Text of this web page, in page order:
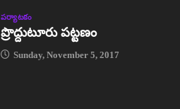
పర్యాటకం
ప్రొద్దుటూరు పట్టణం
Sunday, November 5, 2017